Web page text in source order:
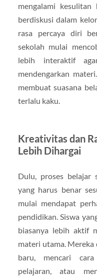
mengalami kesulitan
berdiskusi dalam
rasa percaya diri
sekolah mulai
lebih interaktif
mendengarkan
membuat suasana
terlalu kaku.
Kreativitas dan
Lebih Dihargai
Dulu, proses belajar
yang harus benar
mulai mendapat
pendidikan. Siswa
biasanya lebih aktif
materi utama.
baru, mencari
pelajaran, atau